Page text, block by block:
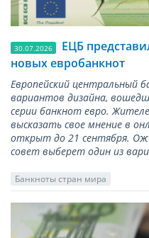
30.07.2026
ЕЦБ
новых евробанкнот
Европейский центральный
вариантов дизайна,
серии банкнот евро.
высказать свое мнение в
открыт до 21 сентября.
совет выберет один из
Банкноты стран мира